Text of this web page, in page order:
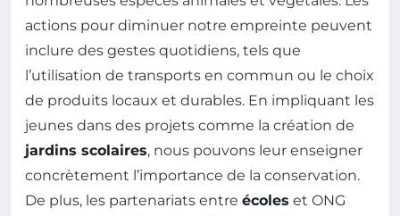
actions pour diminuer notre empreinte peuvent
inclure des gestes quotidiens, tels que
l’utilisation de transports en commun ou le choix
de produits locaux et durables. En impliquant les
jeunes dans des projets comme la création de
jardins scolaires, nous pouvons leur enseigner
concrètement l’importance de la conservation.
De plus, les partenariats entre écoles et ONG